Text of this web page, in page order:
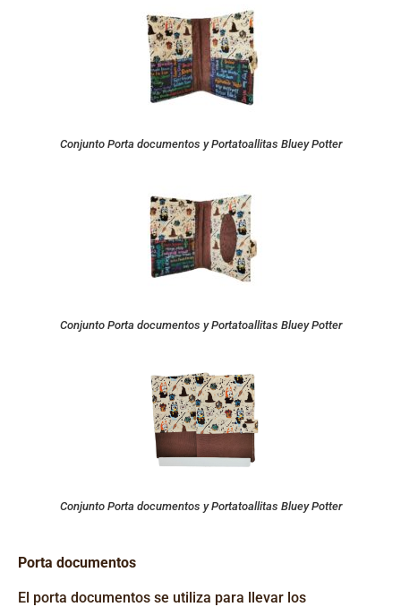
Conjunto Porta documentos y Portatoallitas Bluey Potter
Conjunto Porta documentos y Portatoallitas Bluey Potter
Conjunto Porta documentos y Portatoallitas Bluey Potter
Porta documentos
El porta documentos se utiliza para llevar los